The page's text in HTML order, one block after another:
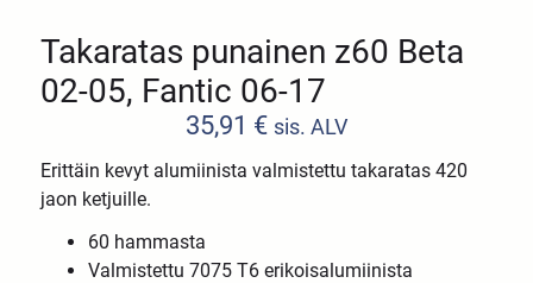
Takaratas punainen z60 Beta
02-05, Fantic 06-17
35,91 € sis. ALV
Erittäin kevyt alumiinista valmistettu takaratas 420
jaon ketjuille.
60 hammasta
Valmistettu 7075 T6 erikoisalumiinista